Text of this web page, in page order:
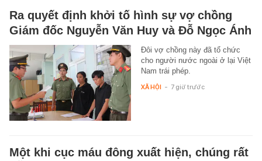
Ra quyết định khởi tố hình sự vợ chồng
Giám đốc Nguyễn Văn Huy và Đỗ Ngọc Ánh
Đôi vợ chồng này đã tổ chức
cho người nước ngoài ở lại Việt
Nam trái phép.
XÃ HỘI - 7 giờ trước
Một khi cục máu đông xuất hiện, chúng rất